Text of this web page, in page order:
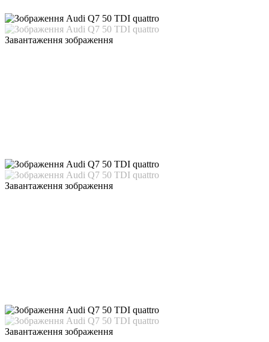
Завантаження зображення
Завантаження зображення
Завантаження зображення